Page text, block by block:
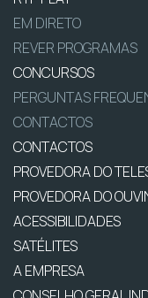
EM DIRETO
REVER PROGRAMAS
CONCURSOS
PERGUNTAS
CONTACTOS
CONTACTOS
PROVEDORA DO
PROVEDORA DO
ACESSIBILIDADES
SATÉLITES
A EMPRESA